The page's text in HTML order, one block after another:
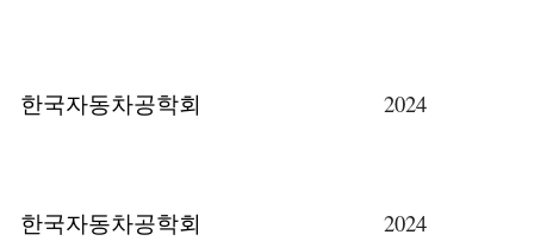
한국자동차공학회 2024
한국자동차공학회 2024